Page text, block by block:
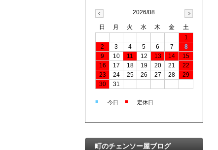
2026/08
日 月 火 水 木 金
土
1
2
3 4 5 6 7
8
9
10 11 12 13 14
15
16
17 18 19 20 21
22
23
24 25 26 27 28
29
30
31
■ 今日 ■ 定休日
町のチェンソー屋ブログ